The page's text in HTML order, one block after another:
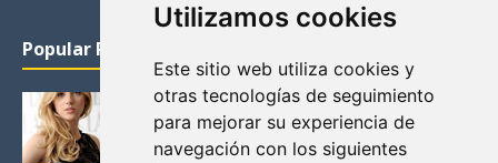
Utilizamos cookies
Este sitio web utiliza cookies y
otras tecnologías de seguimiento
para mejorar su experiencia de
navegación con los siguientes
Popular Posts
KATHERYN WINNICK: LA ACTRIZ MAS GUAPA DE
VIKINGOS
Junio 14, 2013